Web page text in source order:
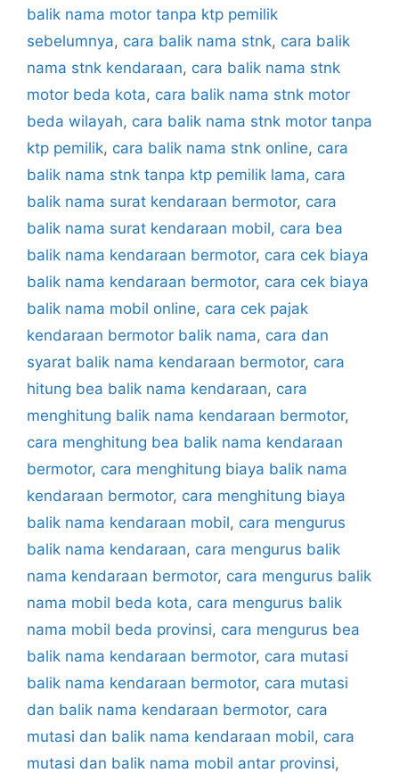
balik nama motor tanpa ktp pemilik
sebelumnya, cara balik nama stnk, cara balik
nama stnk kendaraan, cara balik nama stnk
motor beda kota, cara balik nama stnk motor
beda wilayah, cara balik nama stnk motor tanpa
ktp pemilik, cara balik nama stnk online, cara
balik nama stnk tanpa ktp pemilik lama, cara
balik nama surat kendaraan bermotor, cara
balik nama surat kendaraan mobil, cara bea
balik nama kendaraan bermotor, cara cek biaya
balik nama kendaraan bermotor, cara cek biaya
balik nama mobil online, cara cek pajak
kendaraan bermotor balik nama, cara dan
syarat balik nama kendaraan bermotor, cara
hitung bea balik nama kendaraan, cara
menghitung balik nama kendaraan bermotor,
cara menghitung bea balik nama kendaraan
bermotor, cara menghitung biaya balik nama
kendaraan bermotor, cara menghitung biaya
balik nama kendaraan mobil, cara mengurus
balik nama kendaraan, cara mengurus balik
nama kendaraan bermotor, cara mengurus balik
nama mobil beda kota, cara mengurus balik
nama mobil beda provinsi, cara mengurus bea
balik nama kendaraan bermotor, cara mutasi
balik nama kendaraan bermotor, cara mutasi
dan balik nama kendaraan bermotor, cara
mutasi dan balik nama kendaraan mobil, cara
mutasi dan balik nama mobil antar provinsi,